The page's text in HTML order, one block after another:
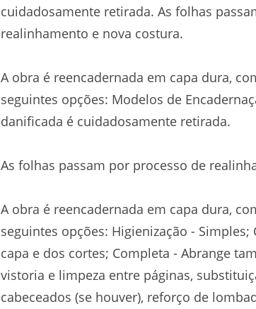
cuidadosamente retirada. As folhas
realinhamento e nova costura.
A obra é reencadernada em capa dura,
seguintes opções: Modelos de
danificada é cuidadosamente retirada.
As folhas passam por processo de
A obra é reencadernada em capa dura,
seguintes opções: Higienização - Simples;
capa e dos cortes; Completa - Abrange
vistoria e limpeza entre páginas,
cabeceados (se houver), reforço de